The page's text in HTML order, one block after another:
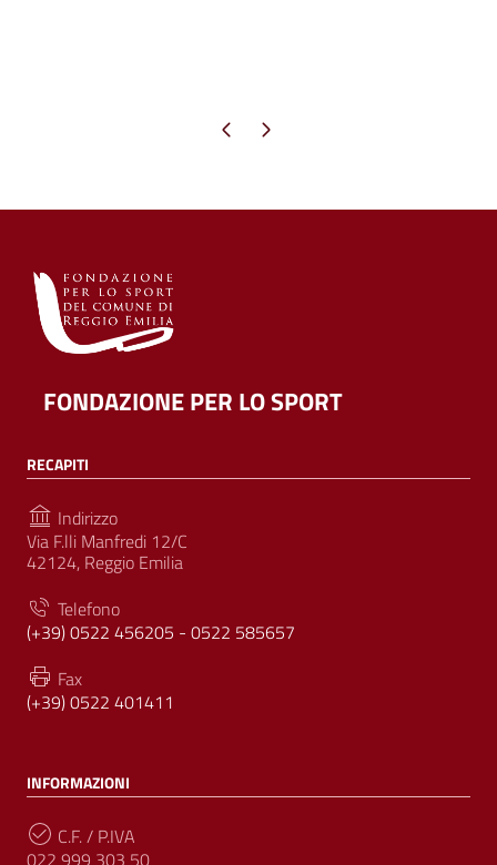
Pagina precedente
Pagina successiva
FONDAZIONE PER LO SPORT
RECAPITI
Indirizzo
Via F.lli Manfredi 12/C
42124, Reggio Emilia
Telefono
(+39) 0522 456205 - 0522 585657
Fax
(+39) 0522 401411
INFORMAZIONI
C.F. / P.IVA
022 999 303 50